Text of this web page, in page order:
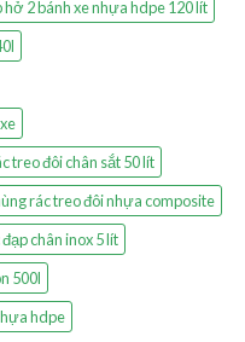
hở 2 bánh xe nhựa hdpe 120 lít
treo đôi chân sắt 50 lít
rác treo đôi nhựa composite
chân inox 5 lít
500l
hdpe